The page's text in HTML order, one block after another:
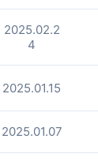
2025.02.2
4
2025.01.15
2025.01.07